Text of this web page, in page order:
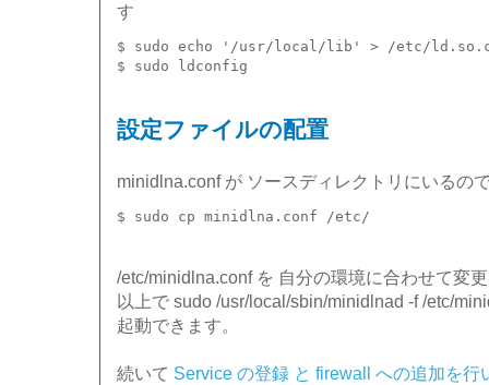
す
$ sudo echo '/usr/local/lib' > /etc/
設定ファイルの配置
minidlna.conf が ソースディレクトリにいるの
/etc/minidlna.conf を 自分の環境に合わせて変
以上で sudo /usr/local/sbin/minidlnad -f /etc/
起動できます。
続いて Service の登録 と firewall への追加を行